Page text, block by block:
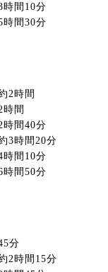
間10分
間30分
2時間
間
間40分
3時間20分
間10分
間50分
分
2時間15分